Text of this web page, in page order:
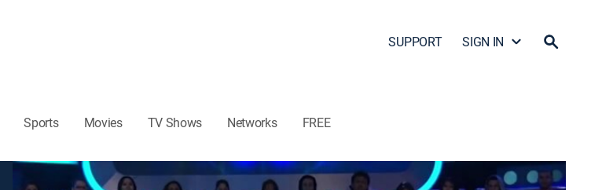
SUPPORT SIGN IN
Sports Movies TV Shows Networks FREE